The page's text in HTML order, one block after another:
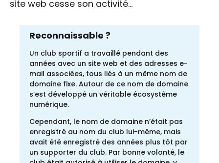
site web cesse son activité…
Reconnaissable ?
Un club sportif a travaillé pendant des
années avec un site web et des adresses e-
mail associées, tous liés à un même nom de
domaine fixe. Autour de ce nom de domaine
s’est développé un véritable écosystème
numérique.
Cependant, le nom de domaine n’était pas
enregistré au nom du club lui-même, mais
avait été enregistré des années plus tôt par
un supporter du club. Par bonne volonté, le